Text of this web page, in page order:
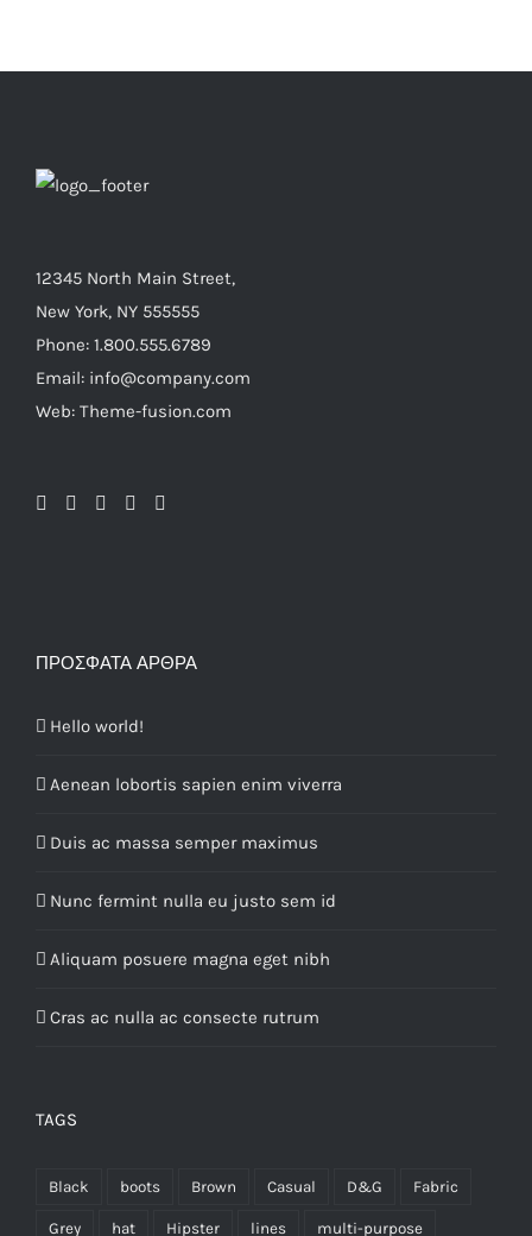
12345 North Main Street,
New York, NY 555555
Phone: 1.800.555.6789
Email: info@company.com
Web: Theme-fusion.com
ΠΡΌΣΦΑΤΑ ΆΡΘΡΑ
Hello world!
Aenean lobortis sapien enim viverra
Duis ac massa semper maximus
Nunc fermint nulla eu justo sem id
Aliquam posuere magna eget nibh
Cras ac nulla ac consecte rutrum
TAGS
Black boots Brown Casual D&G Fabric
Grey hat Hipster lines multi-purpose